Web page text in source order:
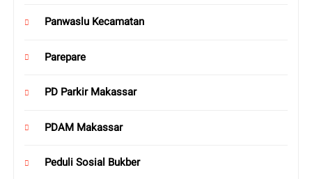
Panwaslu Kecamatan
Parepare
PD Parkir Makassar
PDAM Makassar
Peduli Sosial Bukber